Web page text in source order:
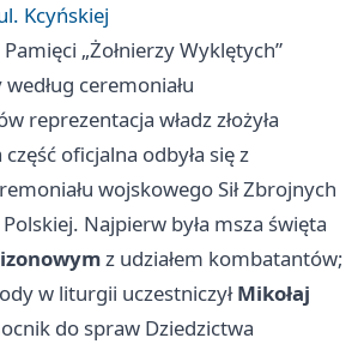
Kcyńskiej
„Żołnierzy Wyklętych”
ceremoniału
reprezentacja władz złożyła
oficjalna odbyła się z
wojskowego Sił Zbrojnych
Najpierw była msza święta
z udziałem kombatantów;
w liturgii uczestniczyłMikołaj
do spraw Dziedzictwa